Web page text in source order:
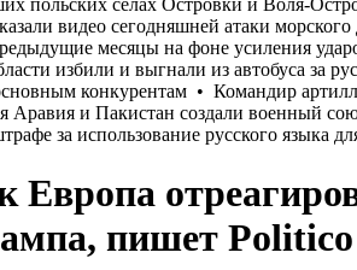
пишет Politico